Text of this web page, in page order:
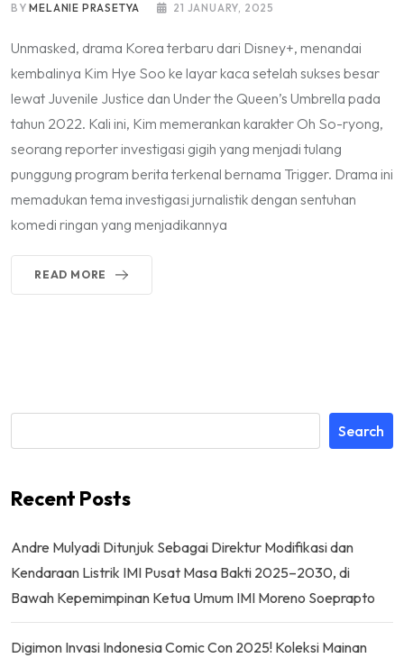
BYMELANIE PRASETYA 21 JANUARY, 2025
Unmasked, drama Korea terbaru dari Disney+, menandai
kembalinya Kim Hye Soo ke layar kaca setelah sukses besar
lewat Juvenile Justice dan Under the Queen’s Umbrella pada
tahun 2022. Kali ini, Kim memerankan karakter Oh So-ryong,
seorang reporter investigasi gigih yang menjadi tulang
punggung program berita terkenal bernama Trigger. Drama ini
memadukan tema investigasi jurnalistik dengan sentuhan
komedi ringan yang menjadikannya
READ MORE
Search
Recent Posts
Andre Mulyadi Ditunjuk Sebagai Direktur Modifikasi dan
Kendaraan Listrik IMI Pusat Masa Bakti 2025–2030, di
Bawah Kepemimpinan Ketua Umum IMI Moreno Soeprapto
Digimon Invasi Indonesia Comic Con 2025! Koleksi Mainan